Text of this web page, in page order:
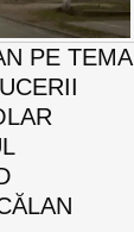
PE TEMA